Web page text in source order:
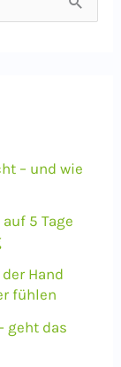
– und wie
5 Tage
Hand
fühlen
geht das